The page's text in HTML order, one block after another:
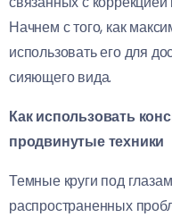
Начнем с того, как
использовать его для
сияющего вида.
Как использовать
продвинутые техники
Темные круги под
распространенных